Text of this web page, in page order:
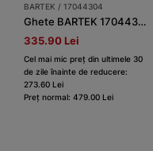
BARTEK / 17044304
Ghete BARTEK 17044304, bleumarin
335.90 Lei
Cel mai mic preț din ultimele 30
de zile înainte de reducere:
273.60 Lei
Preț normal: 479.00 Lei